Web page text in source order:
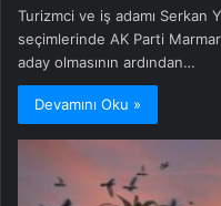
Turizmci ve iş adamı Serkan
seçimlerinde AK Parti
aday olmasının ardından…
Devamını Oku »